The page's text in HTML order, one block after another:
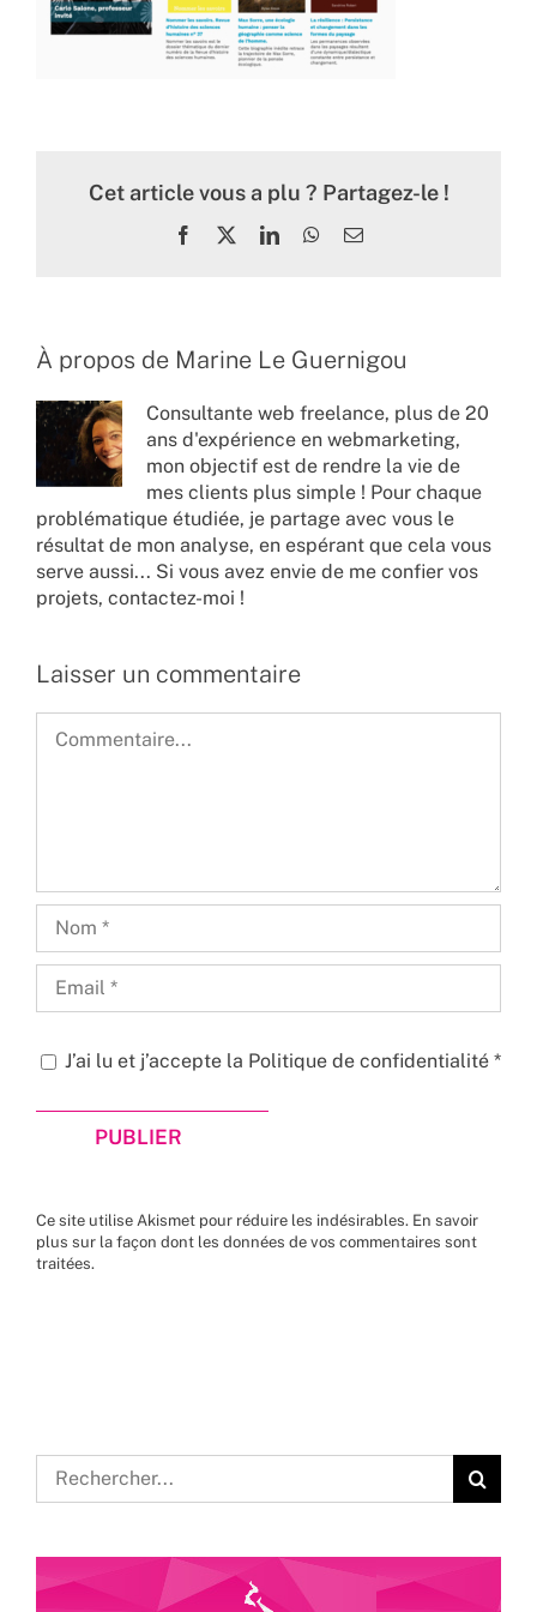
Cet article vous a plu ? Partagez-le !
Facebook LinkedInWhatsApp
Email
À propos de Marine Le Guernigou
Consultante web freelance, plus de 20
ans d'expérience en webmarketing,
mon objectif est de rendre la vie de
mes clients plus simple ! Pour chaque
problématique étudiée, je partage avec vous le
résultat de mon analyse, en espérant que cela vous
serve aussi... Si vous avez envie de me confier vos
projets, contactez-moi !
Laisser un commentaire
J’ai lu et j’accepte la Politique de confidentialité *
Ce site utilise Akismet pour réduire les indésirables. En savoir
plus sur la façon dont les données de vos commentaires sont
traitées.
Rechercher: